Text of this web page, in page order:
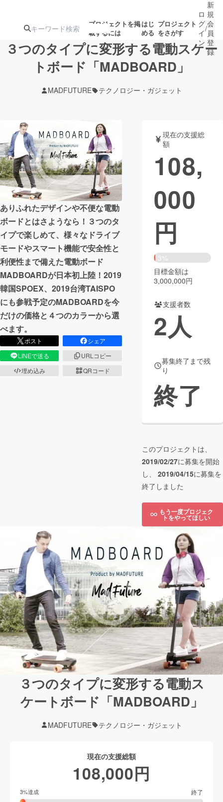
プロジェクトを掲
載するには
はじ
める
プロジェクト
をさがす
ターン
ジェクト
ロジェクト
されます
アート・写真 音楽
テクノロジー・ガジェット ゲーム・サ
映像・映画
ビジネス・起業
まちづくり・地域活性化
CAMPFIRE for Social Good CAMPFIRE Creation
CAMPFIREふるさと納税
コミュニティ
ロ
グ
イ
ン
/
新
規
会
員
登
録
３つのタイプに変形する電動スケー
トボード「MADBOARD」
MADFUTURE テクノロジー・ガジェット
ありふれたデザインや不便な電動
ボードとはさようなら！３つのタ
イプで楽しめて、様々なドライブ
モードやスマート機能で安全性と
利便性まで備えた電動ボード
MADBOARDが日本初上陸！2019
韓国SPOEX、2019台湾TAISPO
にも参戦予定のMADBOARDを今
だけの価格と４つのカラーから選
べます。
ポスト
シェア
LINEで送る
URLコピー
埋め込み
QRコード
現在の支援総
額
108,
000
円
3%
目標金額は
3,000,000円
支援者数
2人
募集終了まで残
り
終了
このプロジェクトは、
2019/02/27に募集を開始
し、 2019/04/15に募集を
終了しました
もう一度プロジェク
トをやってほしい
３つのタイプに変形する電動ス
ケートボード「MADBOARD」
MADFUTURE テクノロジー・ガジェット
現在の支援総額
108,000円
3%達成 終了